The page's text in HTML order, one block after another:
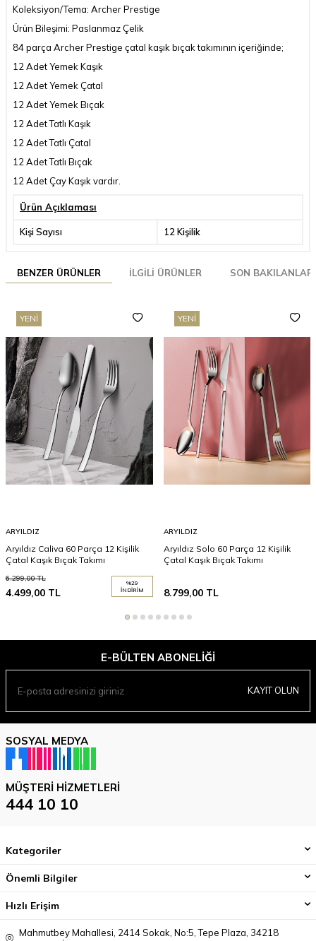
Koleksiyon/Tema: Archer Prestige
Ürün Bileşimi: Paslanmaz Çelik
84 parça Archer Prestige çatal kaşık bıçak takımının içeriğinde;
12 Adet Yemek Kaşık
12 Adet Yemek Çatal
12 Adet Yemek Bıçak
12 Adet Tatlı Kaşık
12 Adet Tatlı Çatal
12 Adet Tatlı Bıçak
12 Adet Çay Kaşık vardır.
Ürün Açıklaması
Kişi Sayısı 12 Kişilik
BENZER ÜRÜNLER İLGILI ÜRÜNLER SON BAKILANLAR
YENI
ARYILDIZ
Aryıldız Caliva 60 Parça 12 Kişilik
Çatal Kaşık Bıçak Takımı
6.299,00TL
4.499,00 TL
%29
İNDIRIM
YENI
ARYILDIZ
Aryıldız Solo 60 Parça 12 Kişilik
Çatal Kaşık Bıçak Takımı
8.799,00TL
E-BÜLTEN ABONELIĞI
KAYIT OLUN
SOSYAL MEDYA
MÜŞTERI HIZMETLERI
444 10 10
Kategoriler
Önemli Bilgiler
Hızlı Erişim
Mahmutbey Mahallesi, 2414 Sokak, No:5, Tepe Plaza, 34218